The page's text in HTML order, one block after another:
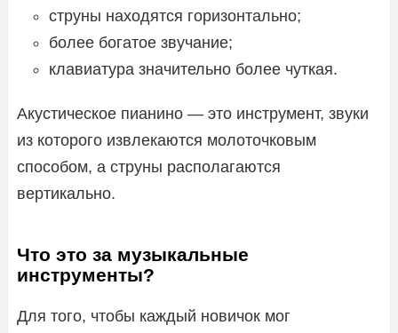
струны находятся горизонтально;
более богатое звучание;
клавиатура значительно более чуткая.
Акустическое пианино — это инструмент, звуки
из которого извлекаются молоточковым
способом, а струны располагаются
вертикально.
Что это за музыкальные
инструменты?
Для того, чтобы каждый новичок мог